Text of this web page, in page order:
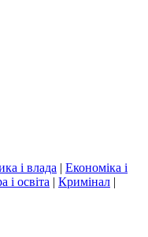
і влада | Економіка і
і освіта | Кримінал |